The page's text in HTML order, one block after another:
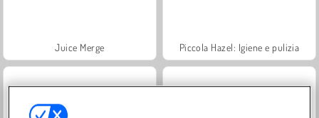
Juice Merge Piccola Hazel: Igiene e pulizia